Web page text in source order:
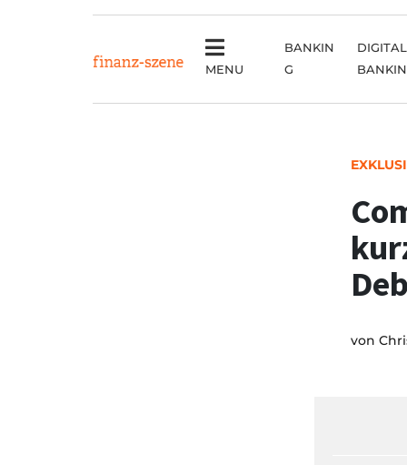
MENU
BANKIN
G
DIGITAL
von